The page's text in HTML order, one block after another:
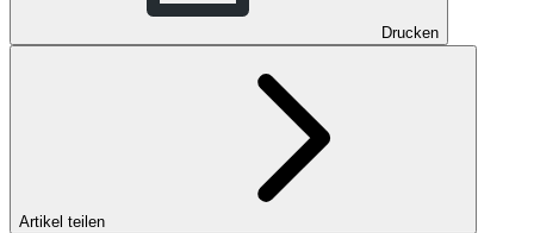
Drucken
Artikel teilen